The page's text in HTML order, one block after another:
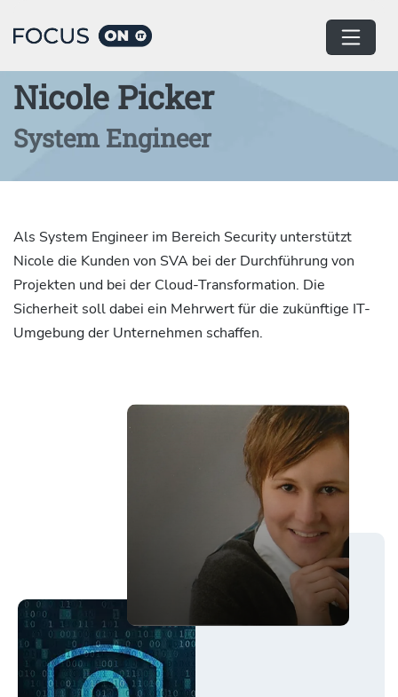
Home Autor:innen
Nicole Picker
System Engineer
Als System Engineer im Bereich Security unterstützt
Nicole die Kunden von SVA bei der Durchführung von
Projekten und bei der Cloud-Transformation. Die
Sicherheit soll dabei ein Mehrwert für die zukünftige IT-
Umgebung der Unternehmen schaffen.